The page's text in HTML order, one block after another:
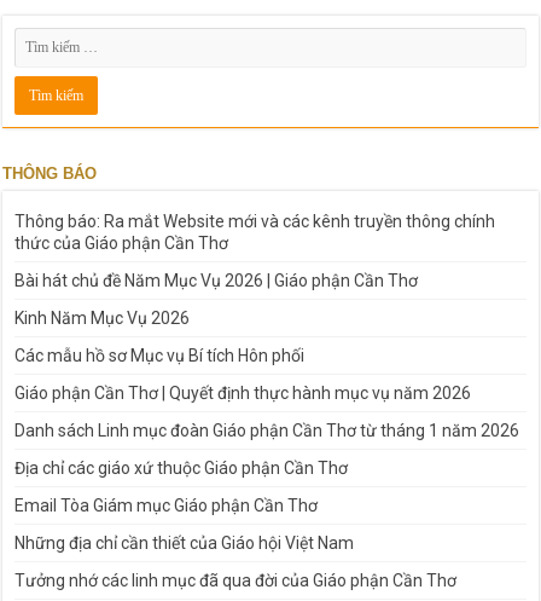
THÔNG BÁO
Thông báo: Ra mắt Website mới và các kênh truyền thông chính
thức của Giáo phận Cần Thơ
Bài hát chủ đề Năm Mục Vụ 2026 | Giáo phận Cần Thơ
Kinh Năm Mục Vụ 2026
Các mẫu hồ sơ Mục vụ Bí tích Hôn phối
Giáo phận Cần Thơ | Quyết định thực hành mục vụ năm 2026
Danh sách Linh mục đoàn Giáo phận Cần Thơ từ tháng 1 năm 2026
Địa chỉ các giáo xứ thuộc Giáo phận Cần Thơ
Email Tòa Giám mục Giáo phận Cần Thơ
Những địa chỉ cần thiết của Giáo hội Việt Nam
Tưởng nhớ các linh mục đã qua đời của Giáo phận Cần Thơ